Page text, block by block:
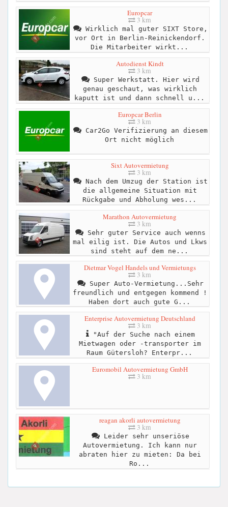
Europcar
3 km
Wirklich mal guter SIXT Store,
vor Ort in Berlin-Reinickendorf.
Die Mitarbeiter wirkt...
Autodienst Kindt
3 km
Super Werkstatt. Hier wird
genau geschaut, was wirklich
kaputt ist und dann schnell u...
Europcar Berlin
3 km
Car2Go Verifizierung an diesem
Ort nicht möglich
Sixt Autovermietung
3 km
Nach dem Umzug der Station ist
die allgemeine Situation mit
Rückgabe und Abholung wes...
Marathon Autovermietung
3 km
Sehr guter Service auch wenns
mal eilig ist. Die Autos und Lkws
sind steht auf dem ne...
Dietmar Vogel Handels und Vermietungs
3 km
Super Auto-Vermietung...Sehr
freundlich und entgegen kommend !
Haben dort auch gute G...
Enterprise Autovermietung Deutschland
3 km
"Auf der Suche nach einem
Mietwagen oder -transporter im
Raum Gütersloh? Enterpr...
Euromobil Autovermietung GmbH
3 km
reagan akorli autovermietung
3 km
Leider sehr unseriöse
Autovermietung. Ich kann nur
abraten hier zu mieten: Da bei
Ro...